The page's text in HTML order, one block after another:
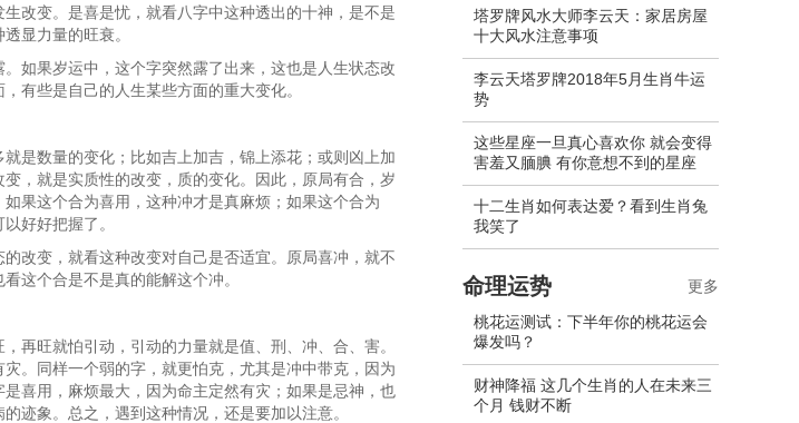
改变。是喜是忧，就看八字中这种透出的十神，是不是
显力量的旺衰。
如果岁运中，这个字突然露了出来，这也是人生状态改
有些是自己的人生某些方面的重大变化。
是数量的变化；比如吉上加吉，锦上添花；或则凶上加
，就是实质性的改变，质的变化。因此，原局有合，岁
果这个合为喜用，这种冲才是真麻烦；如果这个合为
好好把握了。
改变，就看这种改变对自己是否适宜。原局喜冲，就不
这个合是不是真的能解这个冲。
再旺就怕引动，引动的力量就是值、刑、冲、合、害。
。同样一个弱的字，就更怕克，尤其是冲中带克，因为
喜用，麻烦最大，因为命主定然有灾；如果是忌神，也
迹象。总之，遇到这种情况，还是要加以注意。
塔罗牌风水大师李云天：家居房屋
十大风水注意事项
李云天塔罗牌2018年5月生肖牛运
势
这些星座一旦真心喜欢你 就会变得
害羞又腼腆 有你意想不到的星座
十二生肖如何表达爱？看到生肖兔
我笑了
命理运势
桃花运测试：下半年你的桃花运会
爆发吗？
财神降福 这几个生肖的人在未来三
个月 钱财不断
更多